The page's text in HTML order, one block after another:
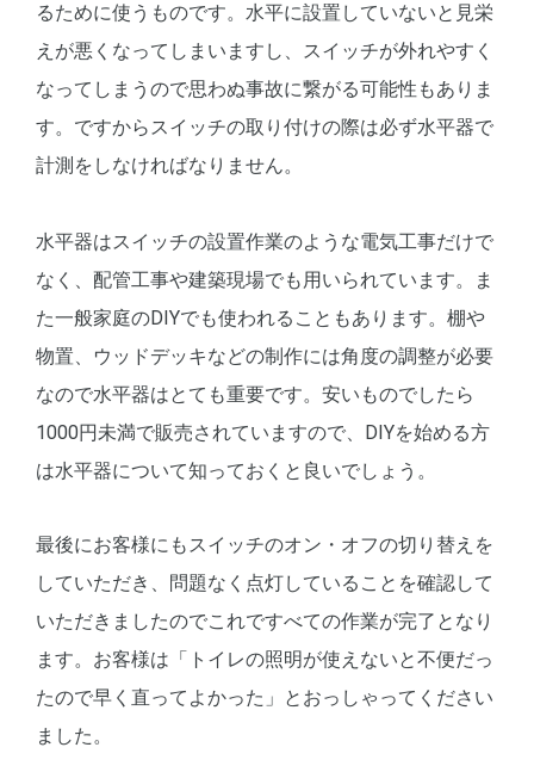
るために使うものです。水平に設置していないと見栄
えが悪くなってしまいますし、スイッチが外れやすく
なってしまうので思わぬ事故に繋がる可能性もありま
す。ですからスイッチの取り付けの際は必ず水平器で
計測をしなければなりません。
水平器はスイッチの設置作業のような電気工事だけで
なく、配管工事や建築現場でも用いられています。ま
た一般家庭のDIYでも使われることもあります。棚や
物置、ウッドデッキなどの制作には角度の調整が必要
なので水平器はとても重要です。安いものでしたら
1000円未満で販売されていますので、DIYを始める方
は水平器について知っておくと良いでしょう。
最後にお客様にもスイッチのオン・オフの切り替えを
していただき、問題なく点灯していることを確認して
いただきましたのでこれですべての作業が完了となり
ます。お客様は「トイレの照明が使えないと不便だっ
たので早く直ってよかった」とおっしゃってください
ました。